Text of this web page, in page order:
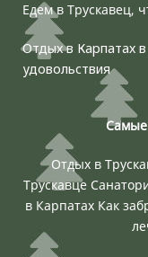
Едем в Трускавец,
Отдых в Карпатах
удовольствия
Отдых в
Трускавце
в Карпатах Как